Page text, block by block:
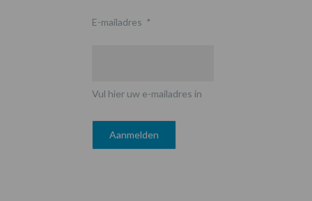
E-mailadres *
Vul hier uw e-mailadres in